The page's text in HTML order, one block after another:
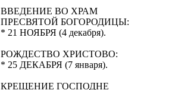
ВВЕДЕНИЕ ВО ХРАМ
ПРЕСВЯТОЙ БОГОРОДИЦЫ:
* 21 НОЯБРЯ (4 декабря).
РОЖДЕСТВО ХРИСТОВО:
* 25 ДЕКАБРЯ (7 января).
КРЕЩЕНИЕ ГОСПОДНЕ